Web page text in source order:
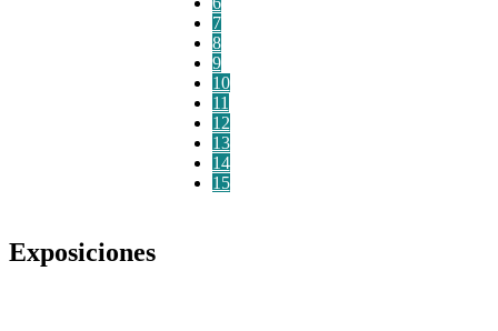
7
8
9
10
11
12
13
14
15
Exposiciones